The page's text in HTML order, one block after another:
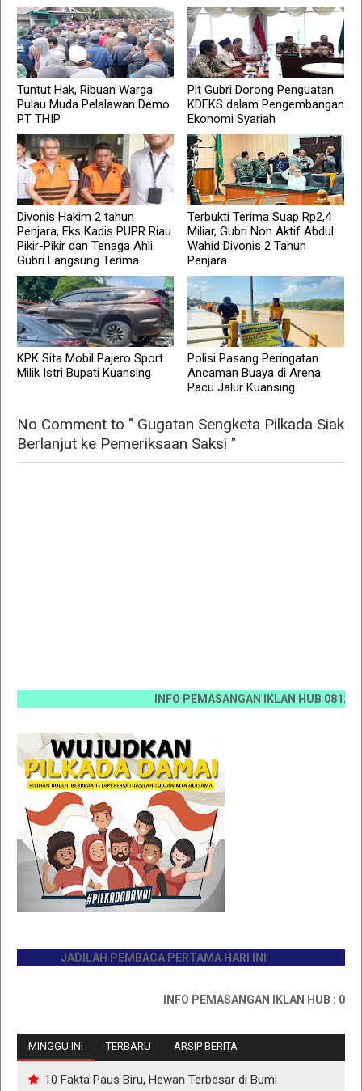
Tuntut Hak, Ribuan Warga
Pulau Muda Pelalawan Demo
PT THIP
Plt Gubri Dorong Penguatan
KDEKS dalam Pengembangan
Ekonomi Syariah
Divonis Hakim 2 tahun
Penjara, Eks Kadis PUPR Riau
Pikir-Pikir dan Tenaga Ahli
Gubri Langsung Terima
Terbukti Terima Suap Rp2,4
Miliar, Gubri Non Aktif Abdul
Wahid Divonis 2 Tahun
Penjara
KPK Sita Mobil Pajero Sport
Milik Istri Bupati Kuansing
Polisi Pasang Peringatan
Ancaman Buaya di Arena
Pacu Jalur Kuansing
No Comment to " Gugatan Sengketa Pilkada Siak
Berlanjut ke Pemeriksaan Saksi "
INFO PEMASANGAN IKLAN HUB 0812
JADILAH PEMBACA PERTAMA HARI INI
INFO PEMASANGAN IKLAN HUB :
MINGGU INI TERBARU ARSIP BERITA
10 Fakta Paus Biru, Hewan Terbesar di Bumi